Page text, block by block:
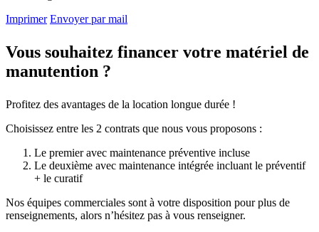
Imprimer Envoyer par mail
Vous souhaitez financer votre matériel de
manutention ?
Profitez des avantages de la location longue durée !
Choisissez entre les 2 contrats que nous vous proposons :
Le premier avec maintenance préventive incluse
Le deuxième avec maintenance intégrée incluant le préventif
+ le curatif
Nos équipes commerciales sont à votre disposition pour plus de
renseignements, alors n’hésitez pas à vous renseigner.